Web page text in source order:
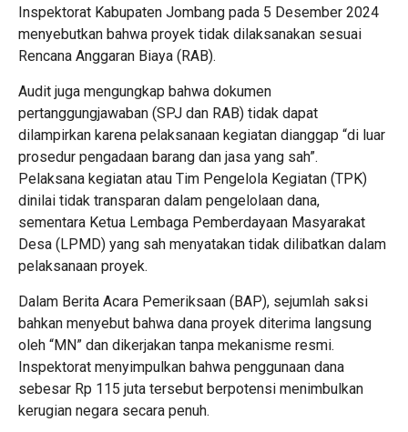
Inspektorat Kabupaten Jombang pada 5 Desember 2024
menyebutkan bahwa proyek tidak dilaksanakan sesuai
Rencana Anggaran Biaya (RAB).
Audit juga mengungkap bahwa dokumen
pertanggungjawaban (SPJ dan RAB) tidak dapat
dilampirkan karena pelaksanaan kegiatan dianggap “di luar
prosedur pengadaan barang dan jasa yang sah”.
Pelaksana kegiatan atau Tim Pengelola Kegiatan (TPK)
dinilai tidak transparan dalam pengelolaan dana,
sementara Ketua Lembaga Pemberdayaan Masyarakat
Desa (LPMD) yang sah menyatakan tidak dilibatkan dalam
pelaksanaan proyek.
Dalam Berita Acara Pemeriksaan (BAP), sejumlah saksi
bahkan menyebut bahwa dana proyek diterima langsung
oleh “MN” dan dikerjakan tanpa mekanisme resmi.
Inspektorat menyimpulkan bahwa penggunaan dana
sebesar Rp 115 juta tersebut berpotensi menimbulkan
kerugian negara secara penuh.